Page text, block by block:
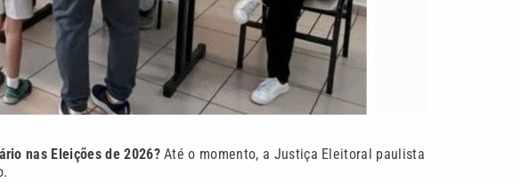
nas Eleições de 2026?Até o momento, a Justiça Eleitoral paulista